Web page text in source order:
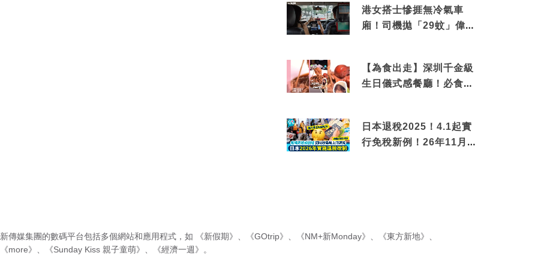
港女搭士慘捱無冷氣車
廂！司機拋「29蚊」偉論
【為食出走】深圳千金級
生日儀式感餐廳！必食失
日本退稅2025！4.1起實
行免稅新例！26年11月
新傳媒集團的數碼平台包括多個網站和應用程式，如 《新假期》 《GOtrip》 《NM+新Monday》 《東方新地》
《more》
《Sunday Kiss 親子童萌》 《經濟一週》 。